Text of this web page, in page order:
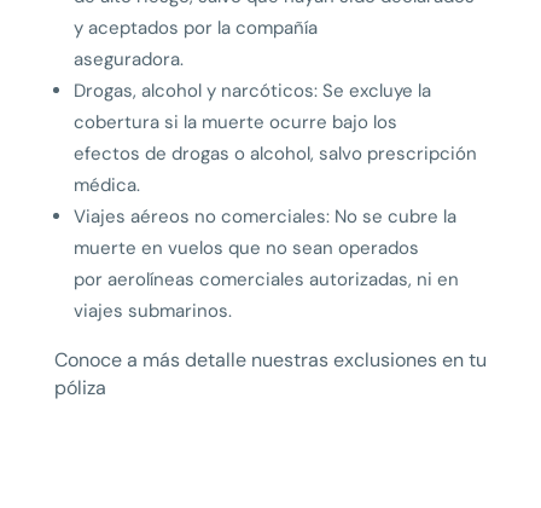
y aceptados por la compañía
aseguradora.
Drogas, alcohol y narcóticos: Se excluye la
cobertura si la muerte ocurre bajo los
efectos de drogas o alcohol, salvo prescripción
médica.
Viajes aéreos no comerciales: No se cubre la
muerte en vuelos que no sean operados
por aerolíneas comerciales autorizadas, ni en
viajes submarinos.
Conoce a más detalle nuestras exclusiones en tu
póliza